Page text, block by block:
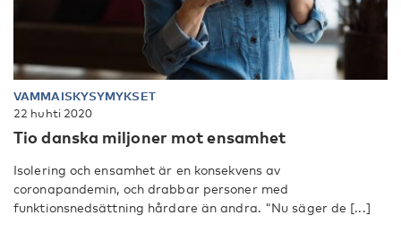
VAMMAISKYSYMYKSET
22 huhti 2020
Tio danska miljoner mot ensamhet
Isolering och ensamhet är en konsekvens av
coronapandemin, och drabbar personer med
funktionsnedsättning hårdare än andra. "Nu säger de [...]